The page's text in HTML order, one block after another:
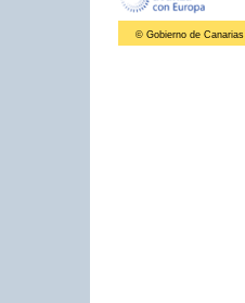
© Gobierno de Canarias